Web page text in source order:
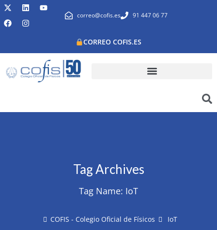
correo@cofis.es 91 447 06 77
CORREO COFIS.ES
Tag Archives
Tag Name: IoT
COFIS - Colegio Oficial de Físicos IoT